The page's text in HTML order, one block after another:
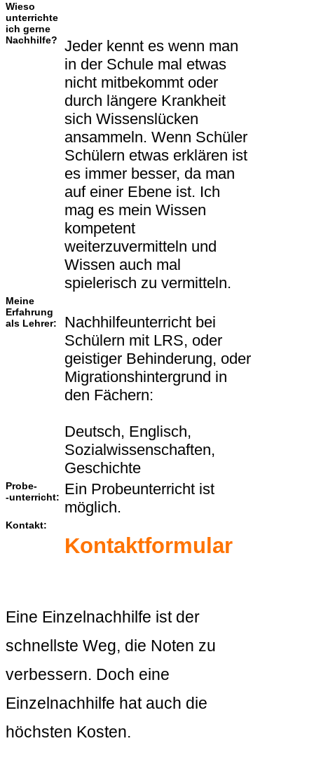
Wieso
unterrichte
ich gerne
Nachhilfe?
Jeder kennt es wenn man
in der Schule mal etwas
nicht mitbekommt oder
durch längere Krankheit
sich Wissenslücken
ansammeln. Wenn Schüler
Schülern etwas erklären ist
es immer besser, da man
auf einer Ebene ist. Ich
mag es mein Wissen
kompetent
weiterzuvermitteln und
Wissen auch mal
spielerisch zu vermitteln.
Meine
Erfahrung
als Lehrer:
Nachhilfeunterricht bei
Schülern mit LRS, oder
geistiger Behinderung, oder
Migrationshintergrund in
den Fächern:
Deutsch, Englisch,
Sozialwissenschaften,
Geschichte
Probe-
-unterricht: Ein Probeunterricht ist
möglich.
Kontakt:
Kontaktformular
Eine Einzelnachhilfe ist der
schnellste Weg, die Noten zu
verbessern. Doch eine
Einzelnachhilfe hat auch die
höchsten Kosten.